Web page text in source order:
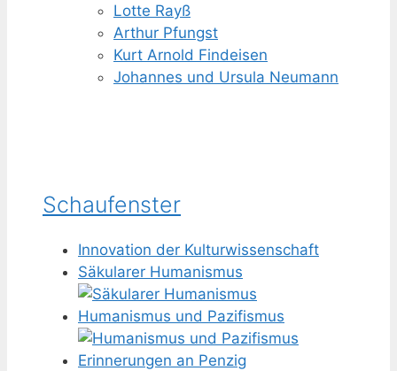
Lotte Rayß
Arthur Pfungst
Kurt Arnold Findeisen
Johannes und Ursula Neumann
Schaufenster
Innovation der Kulturwissenschaft
Säkularer Humanismus
Humanismus und Pazifismus
Erinnerungen an Penzig